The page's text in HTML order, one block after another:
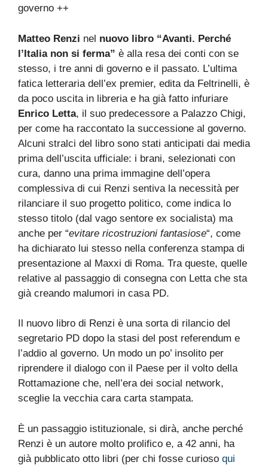
Matteo Renzi nel nuovo libro “Avanti. Perché
l’Italia non si ferma” è alla resa dei conti con se
stesso, i tre anni di governo e il passato. L’ultima
fatica letteraria dell’ex premier, edita da Feltrinelli, è
da poco uscita in libreria e ha già fatto infuriare
Enrico Letta, il suo predecessore a Palazzo Chigi,
per come ha raccontato la successione al governo.
Alcuni stralci del libro sono stati anticipati dai media
prima dell’uscita ufficiale: i brani, selezionati con
cura, danno una prima immagine dell’opera
complessiva di cui Renzi sentiva la necessità per
rilanciare il suo progetto politico, come indica lo
stesso titolo (dal vago sentore ex socialista) ma
anche per “evitare ricostruzioni fantasiose“, come
ha dichiarato lui stesso nella conferenza stampa di
presentazione al Maxxi di Roma. Tra queste, quelle
relative al passaggio di consegna con Letta che sta
già creando malumori in casa PD.
Il nuovo libro di Renzi è una sorta di rilancio del
segretario PD dopo la stasi del post referendum e
l’addio al governo. Un modo un po’ insolito per
riprendere il dialogo con il Paese per il volto della
Rottamazione che, nell’era dei social network,
sceglie la vecchia cara carta stampata.
È un passaggio istituzionale, si dirà, anche perché
Renzi è un autore molto prolifico e, a 42 anni, ha
già pubblicato otto libri (per chi fosse curioso qui